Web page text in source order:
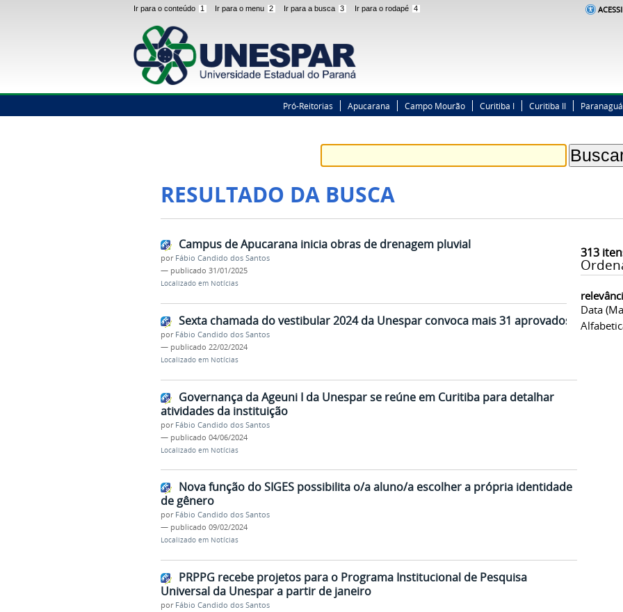
Ir para o conteúdo 1 Ir para o menu 2 Ir para a busca 3 Ir para o rodapé 4
Pró-Reitorias Apucarana Campo Mourão Curitiba I Curitiba II Paranaguá
RESULTADO DA BUSCA
313
Data
Campus de Apucarana inicia obras de drenagem pluvial
por Fábio Candido dos Santos
— publicado 31/01/2025
Localizado em Notícias
Sexta chamada do vestibular 2024 da Unespar convoca mais 31 aprovados
por Fábio Candido dos Santos
— publicado 22/02/2024
Localizado em Notícias
Governança da Ageuni I da Unespar se reúne em Curitiba para detalhar
atividades da instituição
por Fábio Candido dos Santos
— publicado 04/06/2024
Localizado em Notícias
Nova função do SIGES possibilita o/a aluno/a escolher a própria identidade
de gênero
por Fábio Candido dos Santos
— publicado 09/02/2024
Localizado em Notícias
PRPPG recebe projetos para o Programa Institucional de Pesquisa
Universal da Unespar a partir de janeiro
por Fábio Candido dos Santos